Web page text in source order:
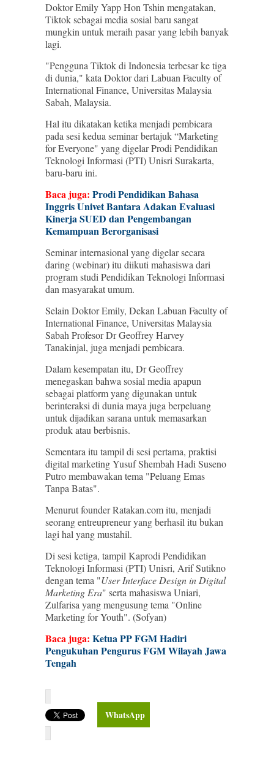
Doktor Emily Yapp Hon Tshin mengatakan,
Tiktok sebagai media sosial baru sangat
mungkin untuk meraih pasar yang lebih banyak
lagi.
"Pengguna Tiktok di Indonesia terbesar ke tiga
di dunia," kata Doktor dari Labuan Faculty of
International Finance, Universitas Malaysia
Sabah, Malaysia.
Hal itu dikatakan ketika menjadi pembicara
pada sesi kedua seminar bertajuk “Marketing
for Everyone" yang digelar Prodi Pendidikan
Teknologi Informasi (PTI) Unisri Surakarta,
baru-baru ini.
Baca juga: Prodi Pendidikan Bahasa
Inggris Univet Bantara Adakan Evaluasi
Kinerja SUED dan Pengembangan
Kemampuan Berorganisasi
Seminar internasional yang digelar secara
daring (webinar) itu diikuti mahasiswa dari
program studi Pendidikan Teknologi Informasi
dan masyarakat umum.
Selain Doktor Emily, Dekan Labuan Faculty of
International Finance, Universitas Malaysia
Sabah Profesor Dr Geoffrey Harvey
Tanakinjal, juga menjadi pembicara.
Dalam kesempatan itu, Dr Geoffrey
menegaskan bahwa sosial media apapun
sebagai platform yang digunakan untuk
berinteraksi di dunia maya juga berpeluang
untuk dijadikan sarana untuk memasarkan
produk atau berbisnis.
Sementara itu tampil di sesi pertama, praktisi
digital marketing Yusuf Shembah Hadi Suseno
Putro membawakan tema "Peluang Emas
Tanpa Batas".
Menurut founder Ratakan.com itu, menjadi
seorang entreupreneur yang berhasil itu bukan
lagi hal yang mustahil.
Di sesi ketiga, tampil Kaprodi Pendidikan
Teknologi Informasi (PTI) Unisri, Arif Sutikno
dengan tema "User Interface Design in Digital
Marketing Era" serta mahasiswa Uniari,
Zulfarisa yang mengusung tema "Online
Marketing for Youth". (Sofyan)
Baca juga: Ketua PP FGM Hadiri
Pengukuhan Pengurus FGM Wilayah Jawa
Tengah
WhatsApp